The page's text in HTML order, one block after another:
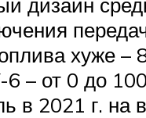
хуже
– от 0 до
в 2021 г. на